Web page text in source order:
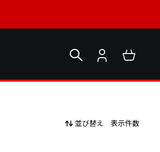
並び替え 表示件数